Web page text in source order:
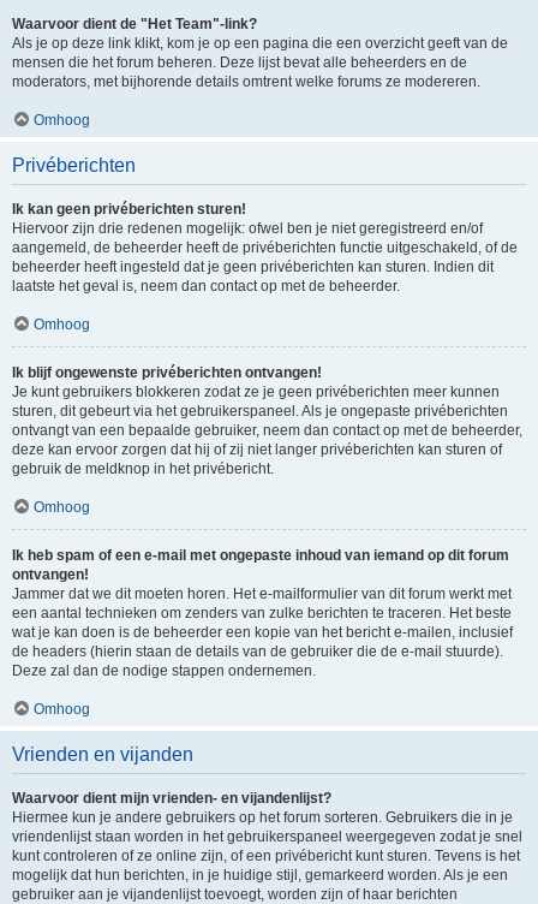
Waarvoor dient de "Het Team"-link?
Als je op deze link klikt, kom je op een pagina die een overzicht geeft van de
mensen die het forum beheren. Deze lijst bevat alle beheerders en de
moderators, met bijhorende details omtrent welke forums ze modereren.
Omhoog
Privéberichten
Ik kan geen privéberichten sturen!
Hiervoor zijn drie redenen mogelijk: ofwel ben je niet geregistreerd en/of
aangemeld, de beheerder heeft de privéberichten functie uitgeschakeld, of de
beheerder heeft ingesteld dat je geen privéberichten kan sturen. Indien dit
laatste het geval is, neem dan contact op met de beheerder.
Omhoog
Ik blijf ongewenste privéberichten ontvangen!
Je kunt gebruikers blokkeren zodat ze je geen privéberichten meer kunnen
sturen, dit gebeurt via het gebruikerspaneel. Als je ongepaste privéberichten
ontvangt van een bepaalde gebruiker, neem dan contact op met de beheerder,
deze kan ervoor zorgen dat hij of zij niet langer privéberichten kan sturen of
gebruik de meldknop in het privébericht.
Omhoog
Ik heb spam of een e-mail met ongepaste inhoud van iemand op dit forum
ontvangen!
Jammer dat we dit moeten horen. Het e-mailformulier van dit forum werkt met
een aantal technieken om zenders van zulke berichten te traceren. Het beste
wat je kan doen is de beheerder een kopie van het bericht e-mailen, inclusief
de headers (hierin staan de details van de gebruiker die de e-mail stuurde).
Deze zal dan de nodige stappen ondernemen.
Omhoog
Vrienden en vijanden
Waarvoor dient mijn vrienden- en vijandenlijst?
Hiermee kun je andere gebruikers op het forum sorteren. Gebruikers die in je
vriendenlijst staan worden in het gebruikerspaneel weergegeven zodat je snel
kunt controleren of ze online zijn, of een privébericht kunt sturen. Tevens is het
mogelijk dat hun berichten, in je huidige stijl, gemarkeerd worden. Als je een
gebruiker aan je vijandenlijst toevoegt, worden zijn of haar berichten